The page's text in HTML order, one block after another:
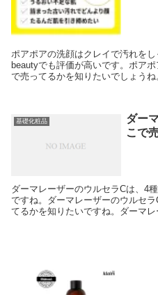
ポアポアの洗顔はクレイで汚れを
beautyでも評価が高いです。ポア
で売ってるかを知りたいでしょうね
基礎化粧品
ダー
こで
ダーマレーザーのウルセラCは、4
ですね。ダーマレーザーのウルセ
てるかを知りたいですね。ダーマ